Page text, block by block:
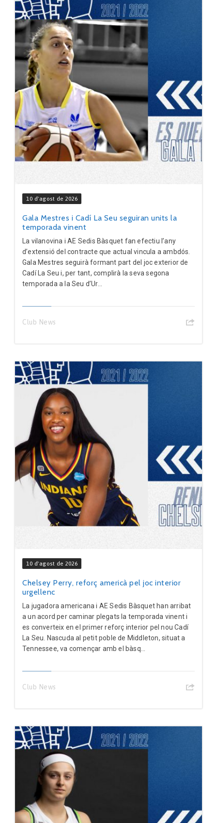
10 d'agost de 2026
Gala Mestres i Cadí La Seu seguiran units la
temporada vinent
La vilanovina i AE Sedis Bàsquet fan efectiu l’any
d’extensió del contracte que actual vincula a ambdós.
Gala Mestres seguirà formant part del joc exterior de
Cadí La Seu i, per tant, complirà la seva segona
temporada a la Seu d’Ur...
Club News
10 d'agost de 2026
Chelsey Perry, reforç americà pel joc interior
urgellenc
La jugadora americana i AE Sedis Bàsquet han arribat
a un acord per caminar plegats la temporada vinent i
es converteix en el primer reforç interior pel nou Cadí
La Seu. Nascuda al petit poble de Middleton, situat a
Tennessee, va començar amb el bàsq...
Club News